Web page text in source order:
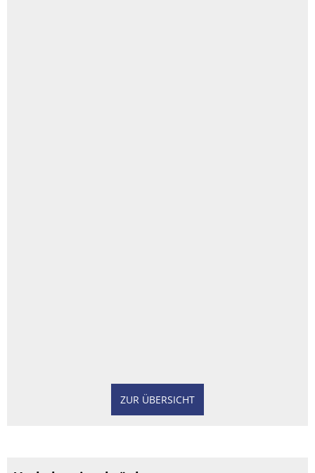
ZUR ÜBERSICHT